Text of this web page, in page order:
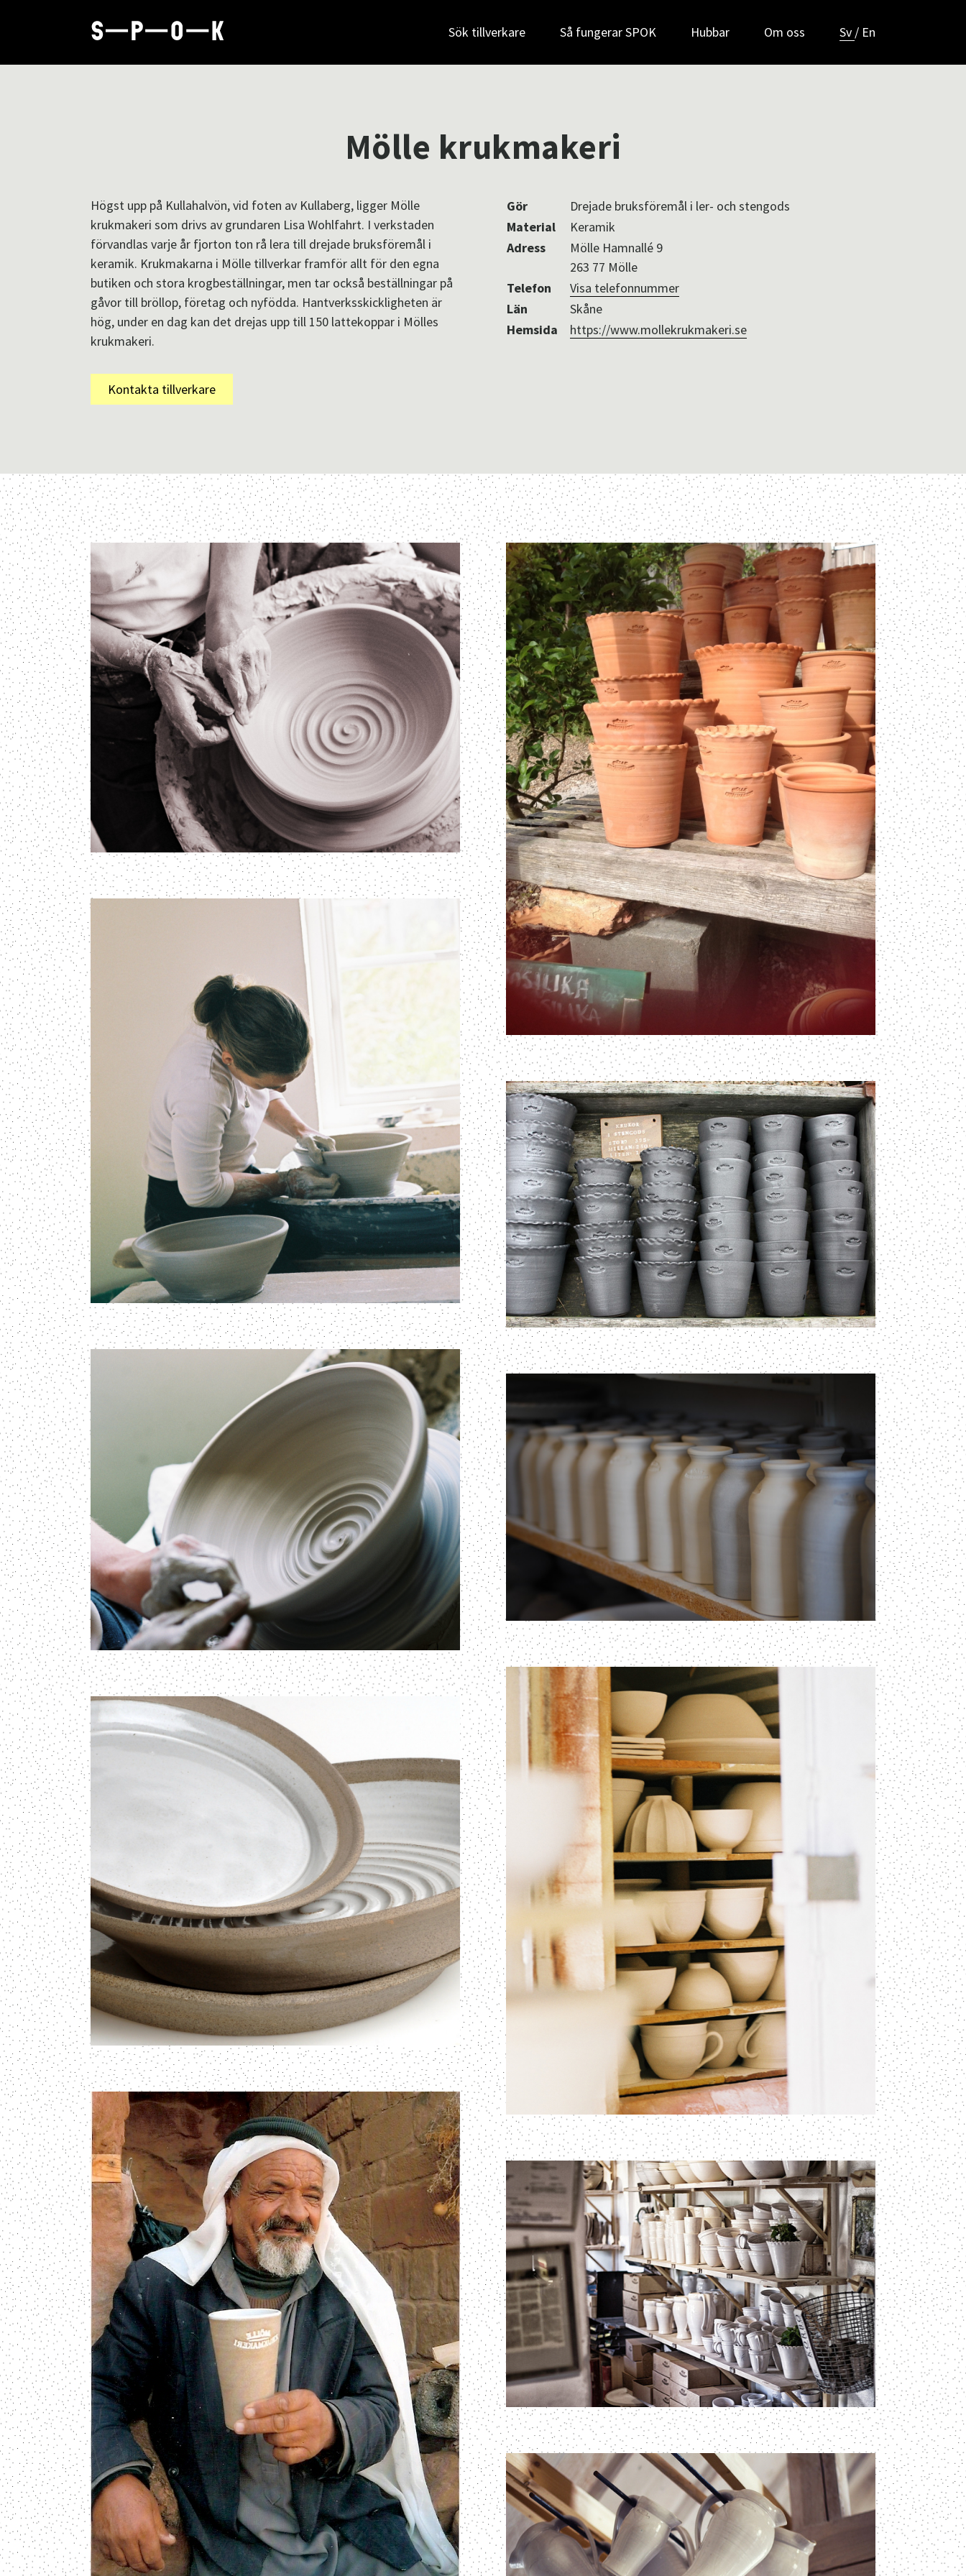
Sök tillverkare Så fungerar SPOK Hubbar Om oss Sv / En
Mölle krukmakeri
Högst upp på Kullahalvön, vid foten av Kullaberg, ligger Mölle
krukmakeri som drivs av grundaren Lisa Wohlfahrt. I verkstaden
förvandlas varje år fjorton ton rå lera till drejade bruksföremål i
keramik. Krukmakarna i Mölle tillverkar framför allt för den egna
butiken och stora krogbeställningar, men tar också beställningar på
gåvor till bröllop, företag och nyfödda. Hantverksskickligheten är
hög, under en dag kan det drejas upp till 150 lattekoppar i Mölles
krukmakeri.
Gör
Drejade bruksföremål i ler- och stengods
Material
Keramik
Adress
Mölle Hamnallé 9
263 77 Mölle
Telefon
Visa telefonnummer
Län
Skåne
Hemsida
https://www.mollekrukmakeri.se
Kontakta tillverkare